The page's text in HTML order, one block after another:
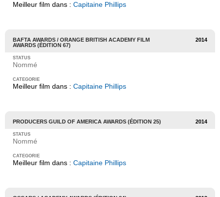
Meilleur film dans : Capitaine Phillips
BAFTA AWARDS / ORANGE BRITISH ACADEMY FILM
AWARDS (ÉDITION 67)
2014
Nommé
Meilleur film dans : Capitaine Phillips
PRODUCERS GUILD OF AMERICA AWARDS (ÉDITION 25) 2014
Nommé
Meilleur film dans : Capitaine Phillips